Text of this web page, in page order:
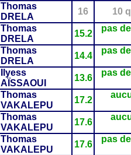
Thomas
DRELA
16 10
Thomas
DRELA
15.2
pas
Thomas
DRELA
14.4
pas
Ilyess
AÏSSAOUI
13.6
pas
Thomas
VAKALEPU
17.2
Thomas
VAKALEPU
17.6
Thomas
VAKALEPU
17.6
pas